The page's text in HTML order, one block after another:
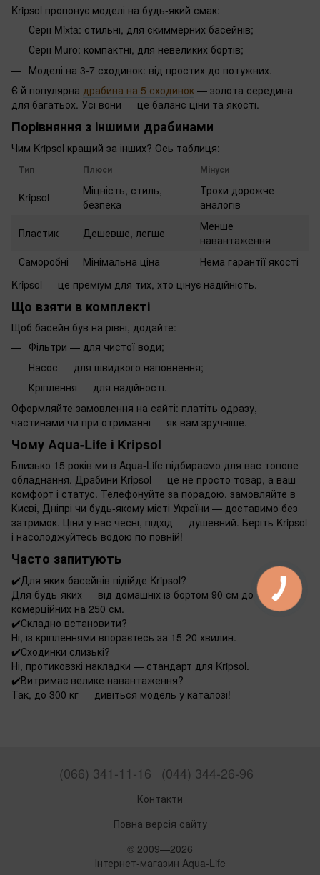
Kripsol пропонує моделі на будь-який смак:
Серії Mixta: стильні, для скиммерних басейнів;
Серії Muro: компактні, для невеликих бортів;
Моделі на 3-7 сходинок: від простих до потужних.
Є й популярна драбина на 5 сходинок — золота середина
для багатьох. Усі вони — це баланс ціни та якості.
Порівняння з іншими драбинами
Чим Kripsol кращий за інших? Ось таблиця:
Тип Плюси Мінуси
Kripsol
Міцність, стиль,
безпека
Трохи дорожче
аналогів
Пластик
Дешевше, легше
Менше
навантаження
Саморобні
Мінімальна ціна
Нема гарантії якості
Kripsol — це преміум для тих, хто цінує надійність.
Що взяти в комплекті
Щоб басейн був на рівні, додайте:
Фільтри — для чистої води;
Насос — для швидкого наповнення;
Кріплення — для надійності.
Оформляйте замовлення на сайті: платіть одразу,
частинами чи при отриманні — як вам зручніше.
Чому Aqua-Life і Kripsol
Близько 15 років ми в Aqua-Life підбираємо для вас топове
обладнання. Драбини Kripsol — це не просто товар, а ваш
комфорт і статус. Телефонуйте за порадою, замовляйте в
Києві, Дніпрі чи будь-якому місті України — доставимо без
затримок. Ціни у нас чесні, підхід — душевний. Беріть Kripsol
і насолоджуйтесь водою по повній!
Часто запитують
✔️Для яких басейнів підійде Kripsol?
Для будь-яких — від домашніх із бортом 90 см до
комерційних на 250 см.
✔️Складно встановити?
Ні, із кріпленнями впораєтесь за 15-20 хвилин.
✔️Сходинки слизькі?
Ні, протиковзкі накладки — стандарт для Kripsol.
✔️Витримає велике навантаження?
Так, до 300 кг — дивіться модель у каталозі!
(066) 341-11-16 (044) 344-26-96
Контакти
Повна версія сайту
© 2009—2026
Інтернет-магазин Aqua-Life